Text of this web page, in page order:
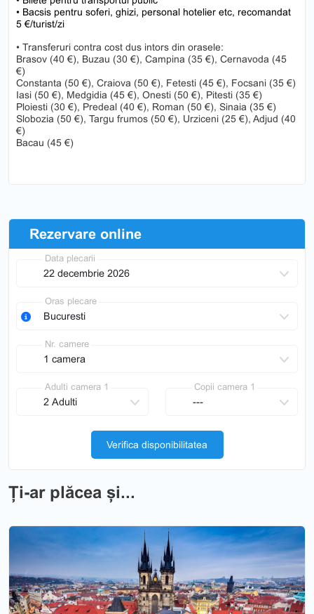
• Bacsis pentru soferi, ghizi, personal hotelier etc, recomandat
5 €/turist/zi
• Transferuri contra cost dus intors din orasele:
Brasov (40 €), Buzau (30 €), Campina (35 €), Cernavoda (45
€)
Constanta (50 €), Craiova (50 €), Fetesti (45 €), Focsani (35 €)
Iasi (50 €), Medgidia (45 €), Onesti (50 €), Pitesti (35 €)
Ploiesti (30 €), Predeal (40 €), Roman (50 €), Sinaia (35 €)
Slobozia (50 €), Targu frumos (50 €), Urziceni (25 €), Adjud (40
€)
Bacau (45 €)
Rezervare online
Data plecarii
Oras plecare
Nr. camere
Adulti camera 1 Copii camera 1
Verifica disponibilitatea
Ți-ar plăcea și...